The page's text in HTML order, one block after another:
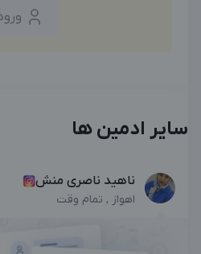
سایر ادمین ها
ناهید ناصری منش
اهواز , تمام وقت